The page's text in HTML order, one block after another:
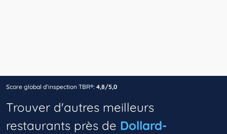
Score global d’inspection TBR®: 4,8/5,0
Trouver d'autres meilleurs
restaurants près de Dollard-